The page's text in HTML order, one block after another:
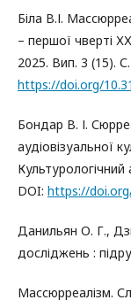
Біла В.І.
– першої чверті
2025. Вип. 3 (15).
https://doi.org/
Бондар В. І.
аудіовізуальної
DOI: https://
Данильян О. Г.,
досліджень :
Массюрреалізм.